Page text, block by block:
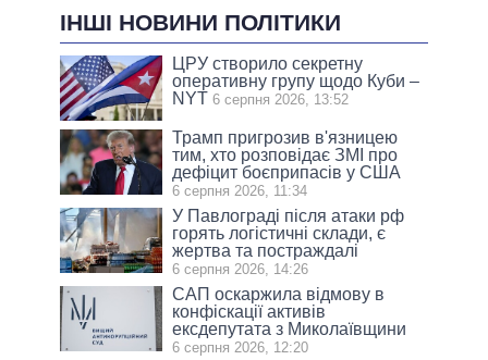
ІНШІ НОВИНИ ПОЛІТИКИ
ЦРУ створило секретну
оперативну групу щодо Куби –
NYT 6 серпня 2026, 13:52
Трамп пригрозив в'язницею
тим, хто розповідає ЗМІ про
дефіцит боєприпасів у США
6 серпня 2026, 11:34
У Павлограді після атаки рф
горять логістичні склади, є
жертва та постраждалі
6 серпня 2026, 14:26
САП оскаржила відмову в
конфіскації активів
ексдепутата з Миколаївщини
6 серпня 2026, 12:20